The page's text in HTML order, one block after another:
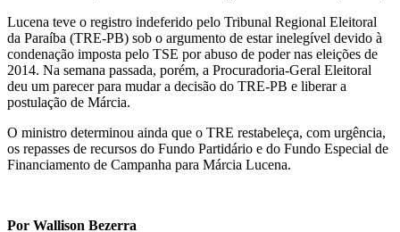
Lucena teve o registro indeferido pelo Tribunal Regional Eleitoral
da Paraíba (TRE-PB) sob o argumento de estar inelegível devido à
condenação imposta pelo TSE por abuso de poder nas eleições de
2014. Na semana passada, porém, a Procuradoria-Geral Eleitoral
deu um parecer para mudar a decisão do TRE-PB e liberar a
postulação de Márcia.
O ministro determinou ainda que o TRE restabeleça, com urgência,
os repasses de recursos do Fundo Partidário e do Fundo Especial de
Financiamento de Campanha para Márcia Lucena.
Por Wallison Bezerra